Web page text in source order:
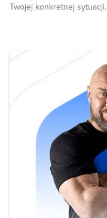
Twojej konkretnej sytuacji.